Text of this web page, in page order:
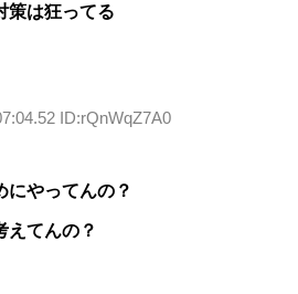
策は狂ってる
ID:rQnWqZ7A0
にやってんの？
えてんの？